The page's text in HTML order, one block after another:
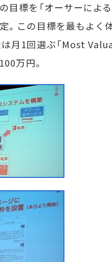
目標を「オーサーによ
。この目標を最もよ
月1回選ぶ「Most
万円。